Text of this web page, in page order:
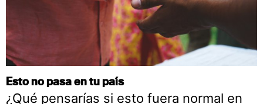
Esto no pasa en tu país
¿Qué pensarías si esto fuera normal en